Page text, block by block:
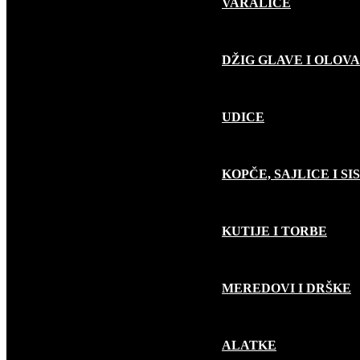
VARALICE
DŽIG GLAVE I OLOVA
UDICE
KOPČE, SAJLICE I
KUTIJE I TORBE
MEREDOVI I DRŠKE
ALATKE